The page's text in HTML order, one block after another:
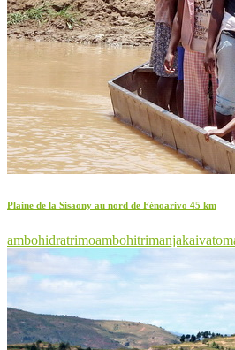
Plaine de la Sisaony au nord de Fénoarivo 45 km
ambohidratrimoambohitrimanjakaivato